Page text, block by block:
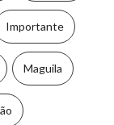
Importante
Maguila